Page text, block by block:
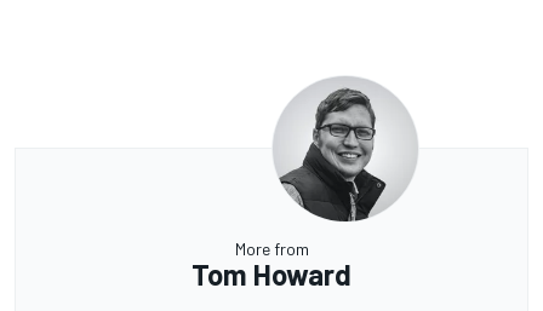
More from
Tom Howard